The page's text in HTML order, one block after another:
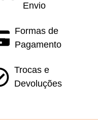
Envio
Formas de
Pagamento
Trocas e
Devoluções